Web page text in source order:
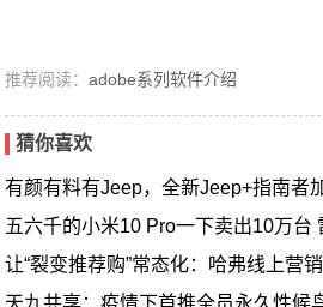
推荐阅读：adobe系列软件介绍
猜你喜欢
有颜有料有Jeep，全新Jeep+指南者
五六千的小米10 Pro一下卖出10万台
让“裂变推荐购”常态化：哈弗线上营销
天九共享：疫情下首推全员永久性候